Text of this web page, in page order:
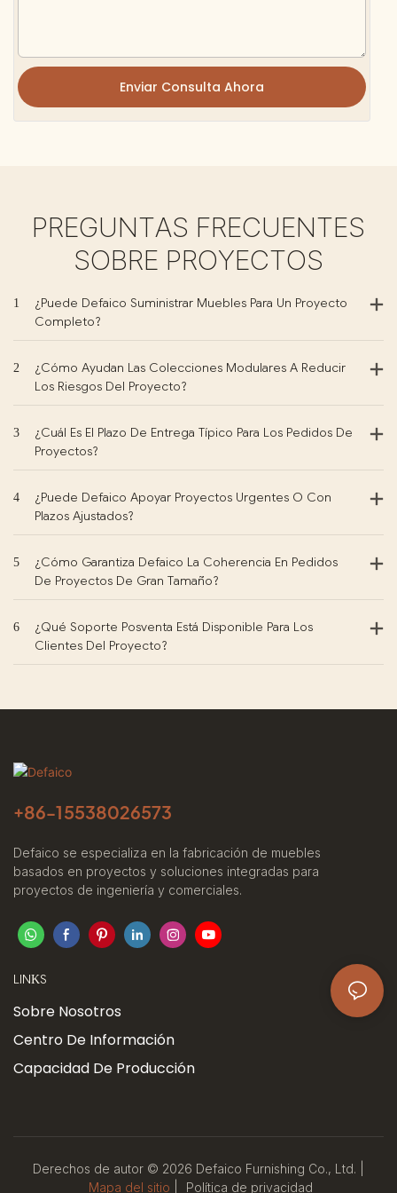
Enviar Consulta Ahora
PREGUNTAS FRECUENTES
SOBRE PROYECTOS
1
¿Puede Defaico Suministrar Muebles Para Un Proyecto
Completo?
2
¿Cómo Ayudan Las Colecciones Modulares A Reducir
Los Riesgos Del Proyecto?
3
¿Cuál Es El Plazo De Entrega Típico Para Los Pedidos De
Proyectos?
4
¿Puede Defaico Apoyar Proyectos Urgentes O Con
Plazos Ajustados?
5
¿Cómo Garantiza Defaico La Coherencia En Pedidos
De Proyectos De Gran Tamaño?
6
¿Qué Soporte Posventa Está Disponible Para Los
Clientes Del Proyecto?
+86-15538026573
Defaico se especializa en la fabricación de muebles
basados ​​en proyectos y soluciones integradas para
proyectos de ingeniería y comerciales.
LINKS
Sobre Nosotros
Centro De Información
Capacidad De Producción
Derechos de autor © 2026 Defaico Furnishing Co., Ltd. |
Mapa del sitio
Política de privacidad